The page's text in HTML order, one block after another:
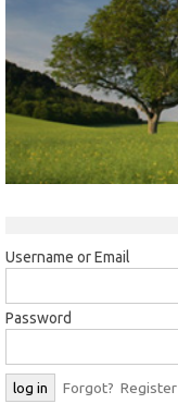
Username or Email
Password
Forgot? Register